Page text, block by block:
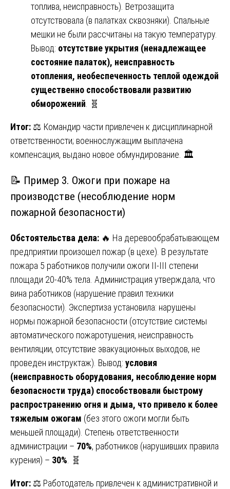
топлива, неисправность). Ветрозащита
отсутствовала (в палатках сквозняки). Спальные
мешки не были рассчитаны на такую температуру.
Вывод: отсутствие укрытия (ненадлежащее
состояние палаток), неисправность
отопления, необеспеченность теплой одеждой
существенно способствовали развитию
обморожений . 🧬
Итог: ⚖️ Командир части привлечен к дисциплинарной
ответственности; военнослужащим выплачена
компенсация, выдано новое обмундирование. 🏛️
📝 Пример 3. Ожоги при пожаре на
производстве (несоблюдение норм
пожарной безопасности)
Обстоятельства дела: 🔥 На деревообрабатывающем
предприятии произошел пожар (в цехе). В результате
пожара 5 работников получили ожоги II-III степени
площади 20-40% тела. Администрация утверждала, что
вина работников (нарушение правил техники
безопасности). Экспертиза установила: нарушены
нормы пожарной безопасности (отсутствие системы
автоматического пожаротушения, неисправность
вентиляции, отсутствие эвакуационных выходов, не
проведен инструктаж). Вывод: условия
(неисправность оборудования, несоблюдение норм
безопасности труда) способствовали быстрому
распространению огня и дыма, что привело к более
тяжелым ожогам (без этого ожоги могли быть
меньшей площади). Степень ответственности
администрации – 70%, работников (нарушивших правила
курения) – 30% . 🧬
Итог: ⚖️ Работодатель привлечен к административной и